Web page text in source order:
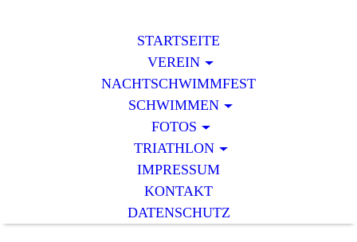
STARTSEITE
VEREIN
NACHTSCHWIMMFEST
SCHWIMMEN
FOTOS
TRIATHLON
IMPRESSUM
KONTAKT
DATENSCHUTZ